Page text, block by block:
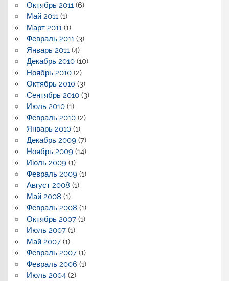
Октябрь 2011(6)
Май 2011(1)
Март 2011(1)
Февраль 2011(3)
Январь 2011(4)
Декабрь 2010(10)
Ноябрь 2010(2)
Октябрь 2010(3)
Сентябрь 2010(3)
Июль 2010(1)
Февраль 2010(2)
Январь 2010(1)
Декабрь 2009(7)
Ноябрь 2009(14)
Июль 2009(1)
Февраль 2009(1)
Август 2008 (1)
Май 2008 (1)
Февраль 2008 (1)
Октябрь 2007(1)
Июль 2007(1)
Май 2007(1)
Февраль 2007(1)
Февраль 2006(1)
Июль 2004(2)